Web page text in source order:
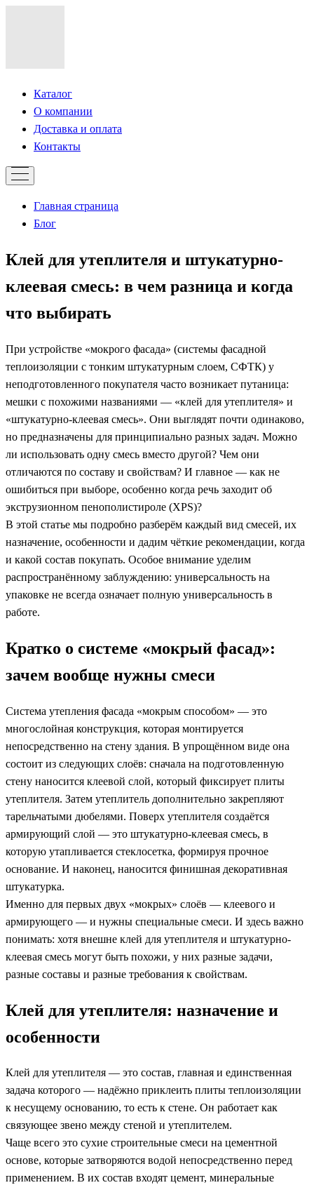
Каталог
О компании
Доставка и оплата
Контакты
Главная страница
Блог
Клей для утеплителя и штукатурно-
клеевая смесь: в чем разница и когда
что выбирать
При устройстве «мокрого фасада» (системы фасадной
теплоизоляции с тонким штукатурным слоем, СФТК) у
неподготовленного покупателя часто возникает путаница:
мешки с похожими названиями — «клей для утеплителя» и
«штукатурно-клеевая смесь». Они выглядят почти одинаково,
но предназначены для принципиально разных задач. Можно
ли использовать одну смесь вместо другой? Чем они
отличаются по составу и свойствам? И главное — как не
ошибиться при выборе, особенно когда речь заходит об
экструзионном пенополистироле (XPS)?
В этой статье мы подробно разберём каждый вид смесей, их
назначение, особенности и дадим чёткие рекомендации, когда
и какой состав покупать. Особое внимание уделим
распространённому заблуждению: универсальность на
упаковке не всегда означает полную универсальность в
работе.
Кратко о системе «мокрый фасад»:
зачем вообще нужны смеси
Система утепления фасада «мокрым способом» — это
многослойная конструкция, которая монтируется
непосредственно на стену здания. В упрощённом виде она
состоит из следующих слоёв: сначала на подготовленную
стену наносится клеевой слой, который фиксирует плиты
утеплителя. Затем утеплитель дополнительно закрепляют
тарельчатыми дюбелями. Поверх утеплителя создаётся
армирующий слой — это штукатурно-клеевая смесь, в
которую утапливается стеклосетка, формируя прочное
основание. И наконец, наносится финишная декоративная
штукатурка.
Именно для первых двух «мокрых» слоёв — клеевого и
армирующего — и нужны специальные смеси. И здесь важно
понимать: хотя внешне клей для утеплителя и штукатурно-
клеевая смесь могут быть похожи, у них разные задачи,
разные составы и разные требования к свойствам.
Клей для утеплителя: назначение и
особенности
Клей для утеплителя — это состав, главная и единственная
задача которого — надёжно приклеить плиты теплоизоляции
к несущему основанию, то есть к стене. Он работает как
связующее звено между стеной и утеплителем.
Чаще всего это сухие строительные смеси на цементной
основе, которые затворяются водой непосредственно перед
применением. В их состав входят цемент, минеральные